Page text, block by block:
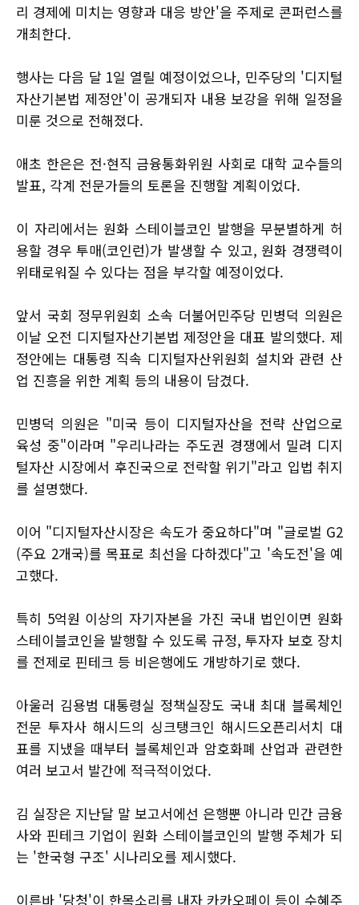
리 경제에 미치는 영향과 대응 방안'을 주제로 콘퍼런스를
개최한다.
행사는 다음 달 1일 열릴 예정이었으나, 민주당의 '디지털
자산기본법 제정안'이 공개되자 내용 보강을 위해 일정을
미룬 것으로 전해졌다.
애초 한은은 전·현직 금융통화위원 사회로 대학 교수들의
발표, 각계 전문가들의 토론을 진행할 계획이었다.
이 자리에서는 원화 스테이블코인 발행을 무분별하게 허
용할 경우 투매(코인런)가 발생할 수 있고, 원화 경쟁력이
위태로워질 수 있다는 점을 부각할 예정이었다.
앞서 국회 정무위원회 소속 더불어민주당 민병덕 의원은
이날 오전 디지털자산기본법 제정안을 대표 발의했다. 제
정안에는 대통령 직속 디지털자산위원회 설치와 관련 산
업 진흥을 위한 계획 등의 내용이 담겼다.
민병덕 의원은 "미국 등이 디지털자산을 전략 산업으로
육성 중"이라며 "우리나라는 주도권 경쟁에서 밀려 디지
털자산 시장에서 후진국으로 전락할 위기"라고 입법 취지
를 설명했다.
이어 "디지털자산시장은 속도가 중요하다"며 "글로벌 G2
(주요 2개국)를 목표로 최선을 다하겠다"고 '속도전'을 예
고했다.
특히 5억원 이상의 자기자본을 가진 국내 법인이면 원화
스테이블코인을 발행할 수 있도록 규정, 투자자 보호 장치
를 전제로 핀테크 등 비은행에도 개방하기로 했다.
아울러 김용범 대통령실 정책실장도 국내 최대 블록체인
전문 투자사 해시드의 싱크탱크인 해시드오픈리서치 대
표를 지냈을 때부터 블록체인과 암호화폐 산업과 관련한
여러 보고서 발간에 적극적이었다.
김 실장은 지난달 말 보고서에선 은행뿐 아니라 민간 금융
사와 핀테크 기업이 원화 스테이블코인의 발행 주체가 되
는 '한국형 구조' 시나리오를 제시했다.
이른바 '당청'이 한목소리를 내자 카카오페이 등이 수혜주